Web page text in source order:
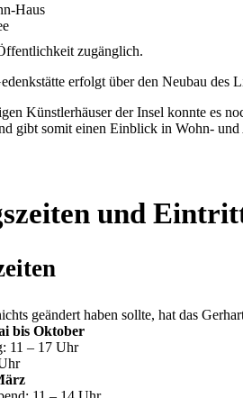
Haus
zugänglich.
erfolgt über den Neubau des
Künstlerhäuser der Insel konnte es
gibt somit einen Einblick in Wohn-
und
geändert haben sollte, hat das
bis Oktober
11 – 17 Uhr